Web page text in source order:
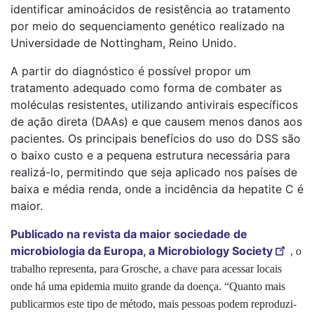
identificar aminoácidos de resistência ao tratamento
por meio do sequenciamento genético realizado na
Universidade de Nottingham, Reino Unido.
A partir do diagnóstico é possível propor um
tratamento adequado como forma de combater as
moléculas resistentes, utilizando antivirais específicos
de ação direta (DAAs) e que causem menos danos aos
pacientes. Os principais benefícios do uso do DSS são
o baixo custo e a pequena estrutura necessária para
realizá-lo, permitindo que seja aplicado nos países de
baixa e média renda, onde a incidência da hepatite C é
maior.
Publicado na revista da maior sociedade de
microbiologia da Europa, a Microbiology Society
, o
trabalho representa, para Grosche, a chave para acessar locais
onde há uma epidemia muito grande da doença. “Quanto mais
publicarmos este tipo de método, mais pessoas podem reproduzi-